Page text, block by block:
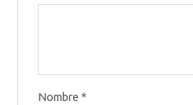
Nombre *